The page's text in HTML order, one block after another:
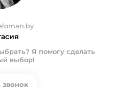
Я помогу сделать
выбор!
звонок